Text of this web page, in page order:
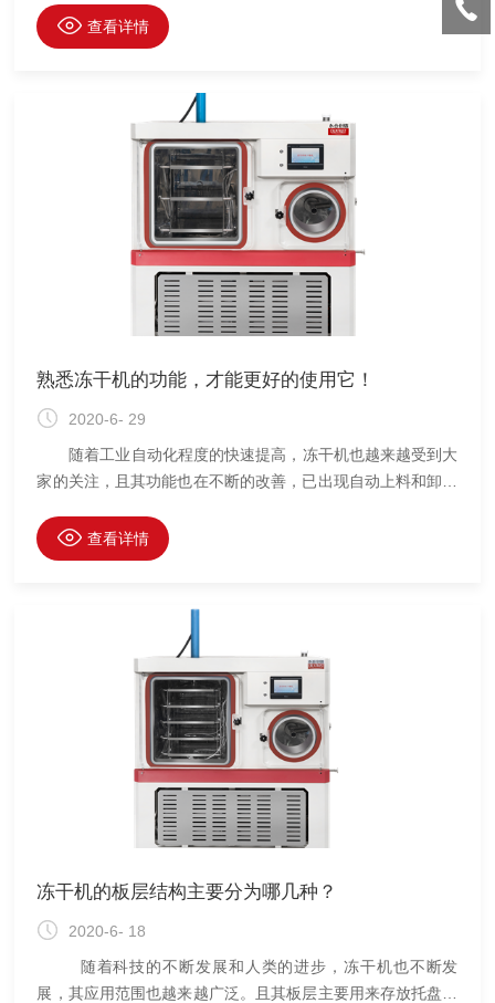
的产物称作冻干物，该过程称作冻干。物质在干燥前始终处于
低温（冻结状态），同时冰晶均匀分布于物质中，升华过程不
查看详情
熟悉冻干机的功能，才能更好的使用它！
2020-6- 29
随着工业自动化程度的快速提高，冻干机也越来越受到大
家的关注，且其功能也在不断的改善，已出现自动上料和卸料
司，目前自动上料和卸料系统一般都在大型企业中使用。此
外，还有一个重要的因素取决一个公司是否采用自动上料和卸
查看详情
冻干机的板层结构主要分为哪几种？
2020-6- 18
随着科技的不断发展和人类的进步，冻干机也不断发
展，其应用范围也越来越广泛。且其板层主要用来存放托盘或